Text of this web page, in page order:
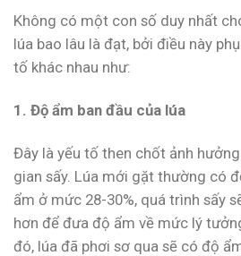
Không có một con số duy nhất
lúa bao lâu là đạt, bởi điều này
tố khác nhau như:
1. Độ ẩm ban đầu của lúa
Đây là yếu tố then chốt ảnh
gian sấy. Lúa mới gặt thường có
ẩm ở mức 28-30%, quá trình sấy
hơn để đưa độ ẩm về mức lý
đó, lúa đã phơi sơ qua sẽ có độ